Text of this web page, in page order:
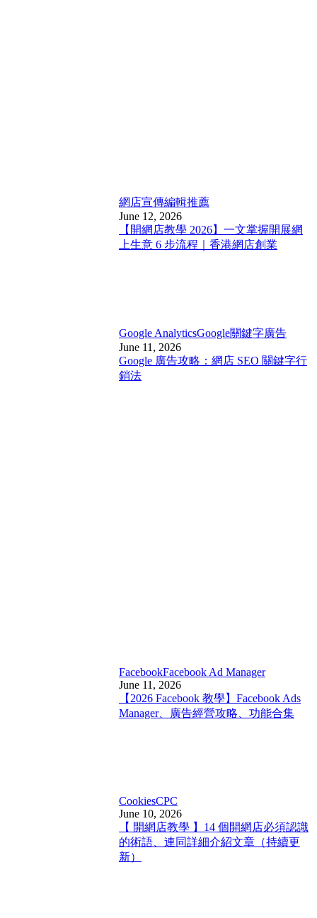
網店宣傳編輯推薦
June 12, 2026
【開網店教學 2026】一文掌握開展網
上生意 6 步流程｜香港網店創業
Google AnalyticsGoogle關鍵字廣告
June 11, 2026
Google 廣告攻略：網店 SEO 關鍵字行
銷法
FacebookFacebook Ad Manager
June 11, 2026
【2026 Facebook 教學】Facebook Ads
Manager、廣告經營攻略、功能合集
CookiesCPC
June 10, 2026
【 開網店教學 】14 個開網店必須認識
的術語、連同詳細介紹文章（持續更
新）